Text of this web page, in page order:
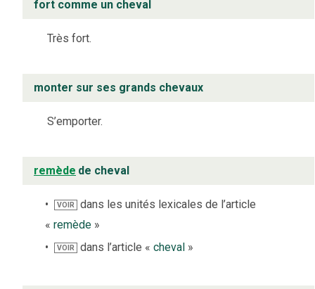
fort comme un cheval
Très fort.
monter sur ses grands chevaux
S’emporter.
remède de cheval
VOIR
dans les unités lexicales de l’article
« remède »
VOIR dans l’article «cheval »